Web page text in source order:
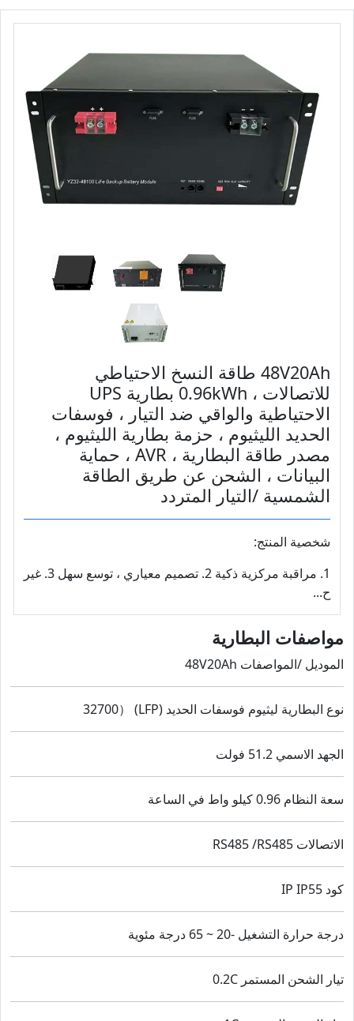
48V20Ah طاقة النسخ الاحتياطي
للاتصالات ، 0.96kWh بطارية UPS
الاحتياطية والواقي ضد التيار ، فوسفات
الحديد الليثيوم ، حزمة بطارية الليثيوم ،
مصدر طاقة البطارية ، AVR ، حماية
البيانات ، الشحن عن طريق الطاقة
الشمسية /التيار المتردد
شخصية المنتج:
1. مراقبة مركزية ذكية 2. تصميم معياري ، توسع سهل 3. غير
ح...
مواصفات البطارية
الموديل /المواصفات 48V20Ah
نوع البطارية ليثيوم فوسفات الحديد (LFP) （32700
الجهد الاسمي 51.2 فولت
سعة النظام 0.96 كيلو واط في الساعة
الاتصالات RS485 /RS485
كود IP IP55
درجة حرارة التشغيل -20 ~ 65 درجة مئوية
تيار الشحن المستمر 0.2C